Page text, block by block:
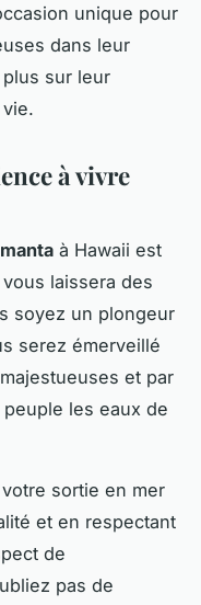
unique pour
dans leur
sur leur
à vivre
à Hawaii est
laissera des
soyez un plongeur
serez émerveillé
et par
les eaux de
sortie en mer
et en respectant
de
pas de